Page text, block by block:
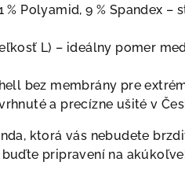
% Polyamid, 9 % Spandex
L) – ideálny pomer
bez membrány pre
a precízne ušité v
ktorá vás nebudete
pripravení na